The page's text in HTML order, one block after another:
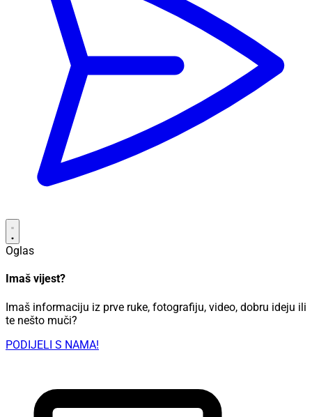
Oglas
Imaš vijest?
Imaš informaciju iz prve ruke, fotografiju, video, dobru ideju ili
te nešto muči?
PODIJELI S NAMA!